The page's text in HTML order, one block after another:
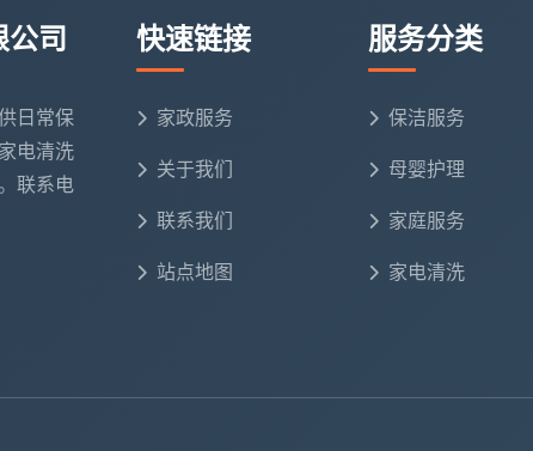
公司
日常保
电清洗
联系电
快速链接
家政服务
关于我们
联系我们
站点地图
服务分类
保洁服务
母婴护理
家庭服务
家电清洗